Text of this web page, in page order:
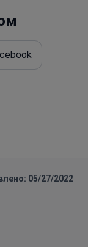
05/27/2022